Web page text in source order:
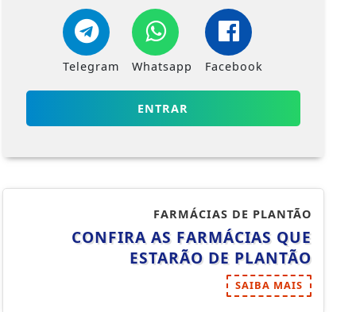
Telegram Whatsapp Facebook
ENTRAR
FARMÁCIAS DE PLANTÃO
CONFIRA AS FARMÁCIAS QUE
ESTARÃO DE PLANTÃO
SAIBA MAIS